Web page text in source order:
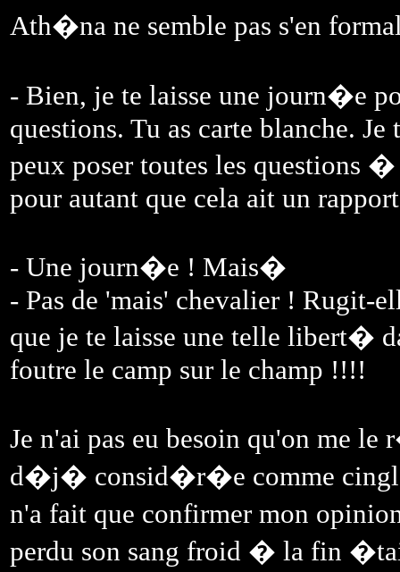
Ath�na ne semble pas s'en
- Bien, je te laisse une journ�e
questions. Tu as carte blanche.
peux poser toutes les questions
pour autant que cela ait un
- Une journ�e ! Mais�
- Pas de 'mais' chevalier ! Rugit-
que je te laisse une telle libert�
foutre le camp sur le champ !!!!
Je n'ai pas eu besoin qu'on me
d�j� consid�r�e comme
n'a fait que confirmer mon
perdu son sang froid � la fin